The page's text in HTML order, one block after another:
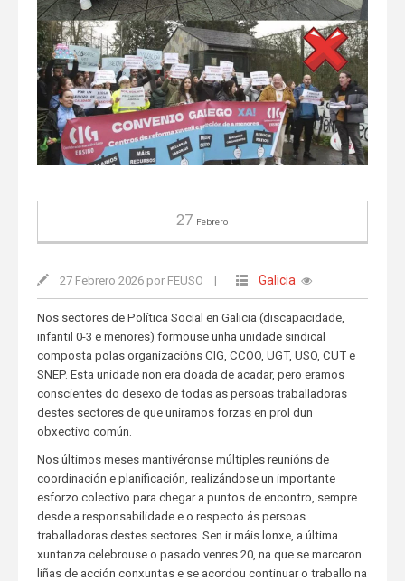
27 Febrero
27 Febrero 2026 por FEUSO | Galicia
Nos sectores de Política Social en Galicia (discapacidade,
infantil 0-3 e menores) formouse unha unidade sindical
composta polas organizacións CIG, CCOO, UGT, USO, CUT e
SNEP. Esta unidade non era doada de acadar, pero eramos
conscientes do desexo de todas as persoas traballadoras
destes sectores de que uniramos forzas en prol dun
obxectivo común.
Nos últimos meses mantivéronse múltiples reunións de
coordinación e planificación, realizándose un importante
esforzo colectivo para chegar a puntos de encontro, sempre
desde a responsabilidade e o respecto ás persoas
traballadoras destes sectores. Sen ir máis lonxe, a última
xuntanza celebrouse o pasado venres 20, na que se marcaron
liñas de acción conxuntas e se acordou continuar o traballo na